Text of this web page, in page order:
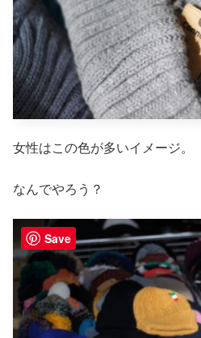
女性はこの色が多いイメージ。
なんでやろう？
Save